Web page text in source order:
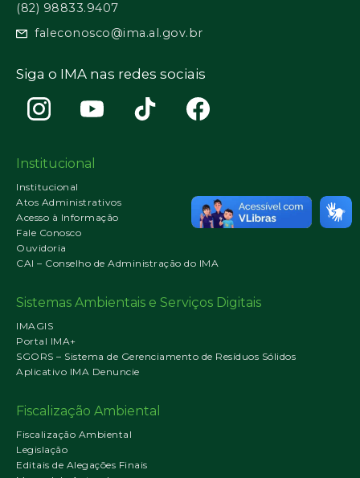
(82) 98833.9407
faleconosco@ima.al.gov.br
Siga o IMA nas redes sociais
Institucional
Institucional
Atos Administrativos
Acesso à Informação
Fale Conosco
Ouvidoria
CAI – Conselho de Administração do IMA
Sistemas Ambientais e Serviços Digitais
IMAGIS
Portal IMA+
SGORS – Sistema de Gerenciamento de Resíduos Sólidos
Aplicativo IMA Denuncie
Fiscalização Ambiental
Fiscalização Ambiental
Legislação
Editais de Alegações Finais